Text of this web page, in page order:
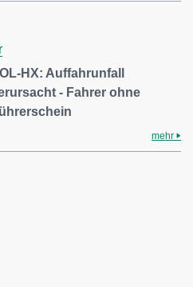
HX: Auffahrunfall
- Fahrer ohne
mehr